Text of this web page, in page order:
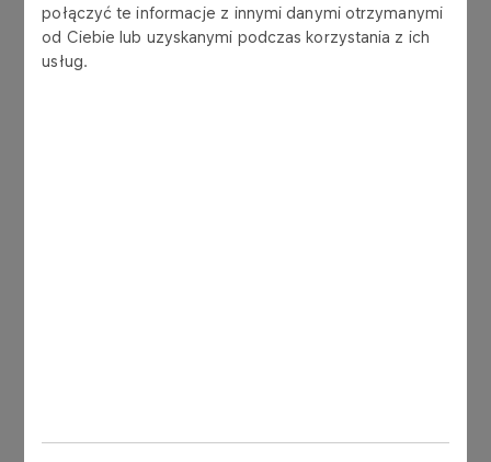
połączyć te informacje z innymi danymi otrzymanymi
od Ciebie lub uzyskanymi podczas korzystania z ich
usług.
Transport i sprzedaż